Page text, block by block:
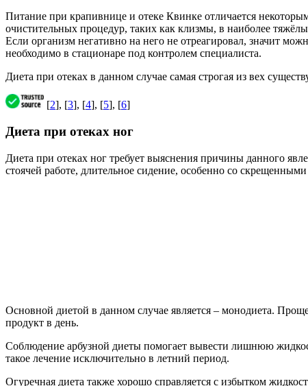
Питание при крапивнице и отеке Квинке отличается
очистительных процедур, таких как клизмы, в наиболее
Если организм негативно на него не отреагировал, значит
необходимо в стационаре под контролем специалиста.
Диета при отеках в данном случае самая строгая из вех
[2], [3], [4], [5], [6]
Диета при отеках ног
Диета при отеках ног требует выяснения причины данного
стоячей работе, длительное сидение, особенно со
Основной диетой в данном случае является – монодиета.
продукт в день.
Соблюдение арбузной диеты помогает вывести лишнюю
такое лечение исключительно в летний период.
Огуречная диета также хорошо справляется с избытком